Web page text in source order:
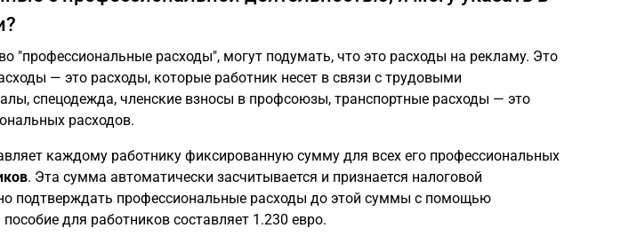
"профессиональные расходы", могут подумать, что это расходы на рекламу. Это
— это расходы, которые работник несет в связи с трудовыми
спецодежда, членские взносы в профсоюзы, транспортные расходы — это
расходов.
каждому работнику фиксированную сумму для всех его профессиональных
. Эта сумма автоматически засчитывается и признается налоговой
подтверждать профессиональные расходы до этой суммы с помощью
для работников составляет 1.230 евро.